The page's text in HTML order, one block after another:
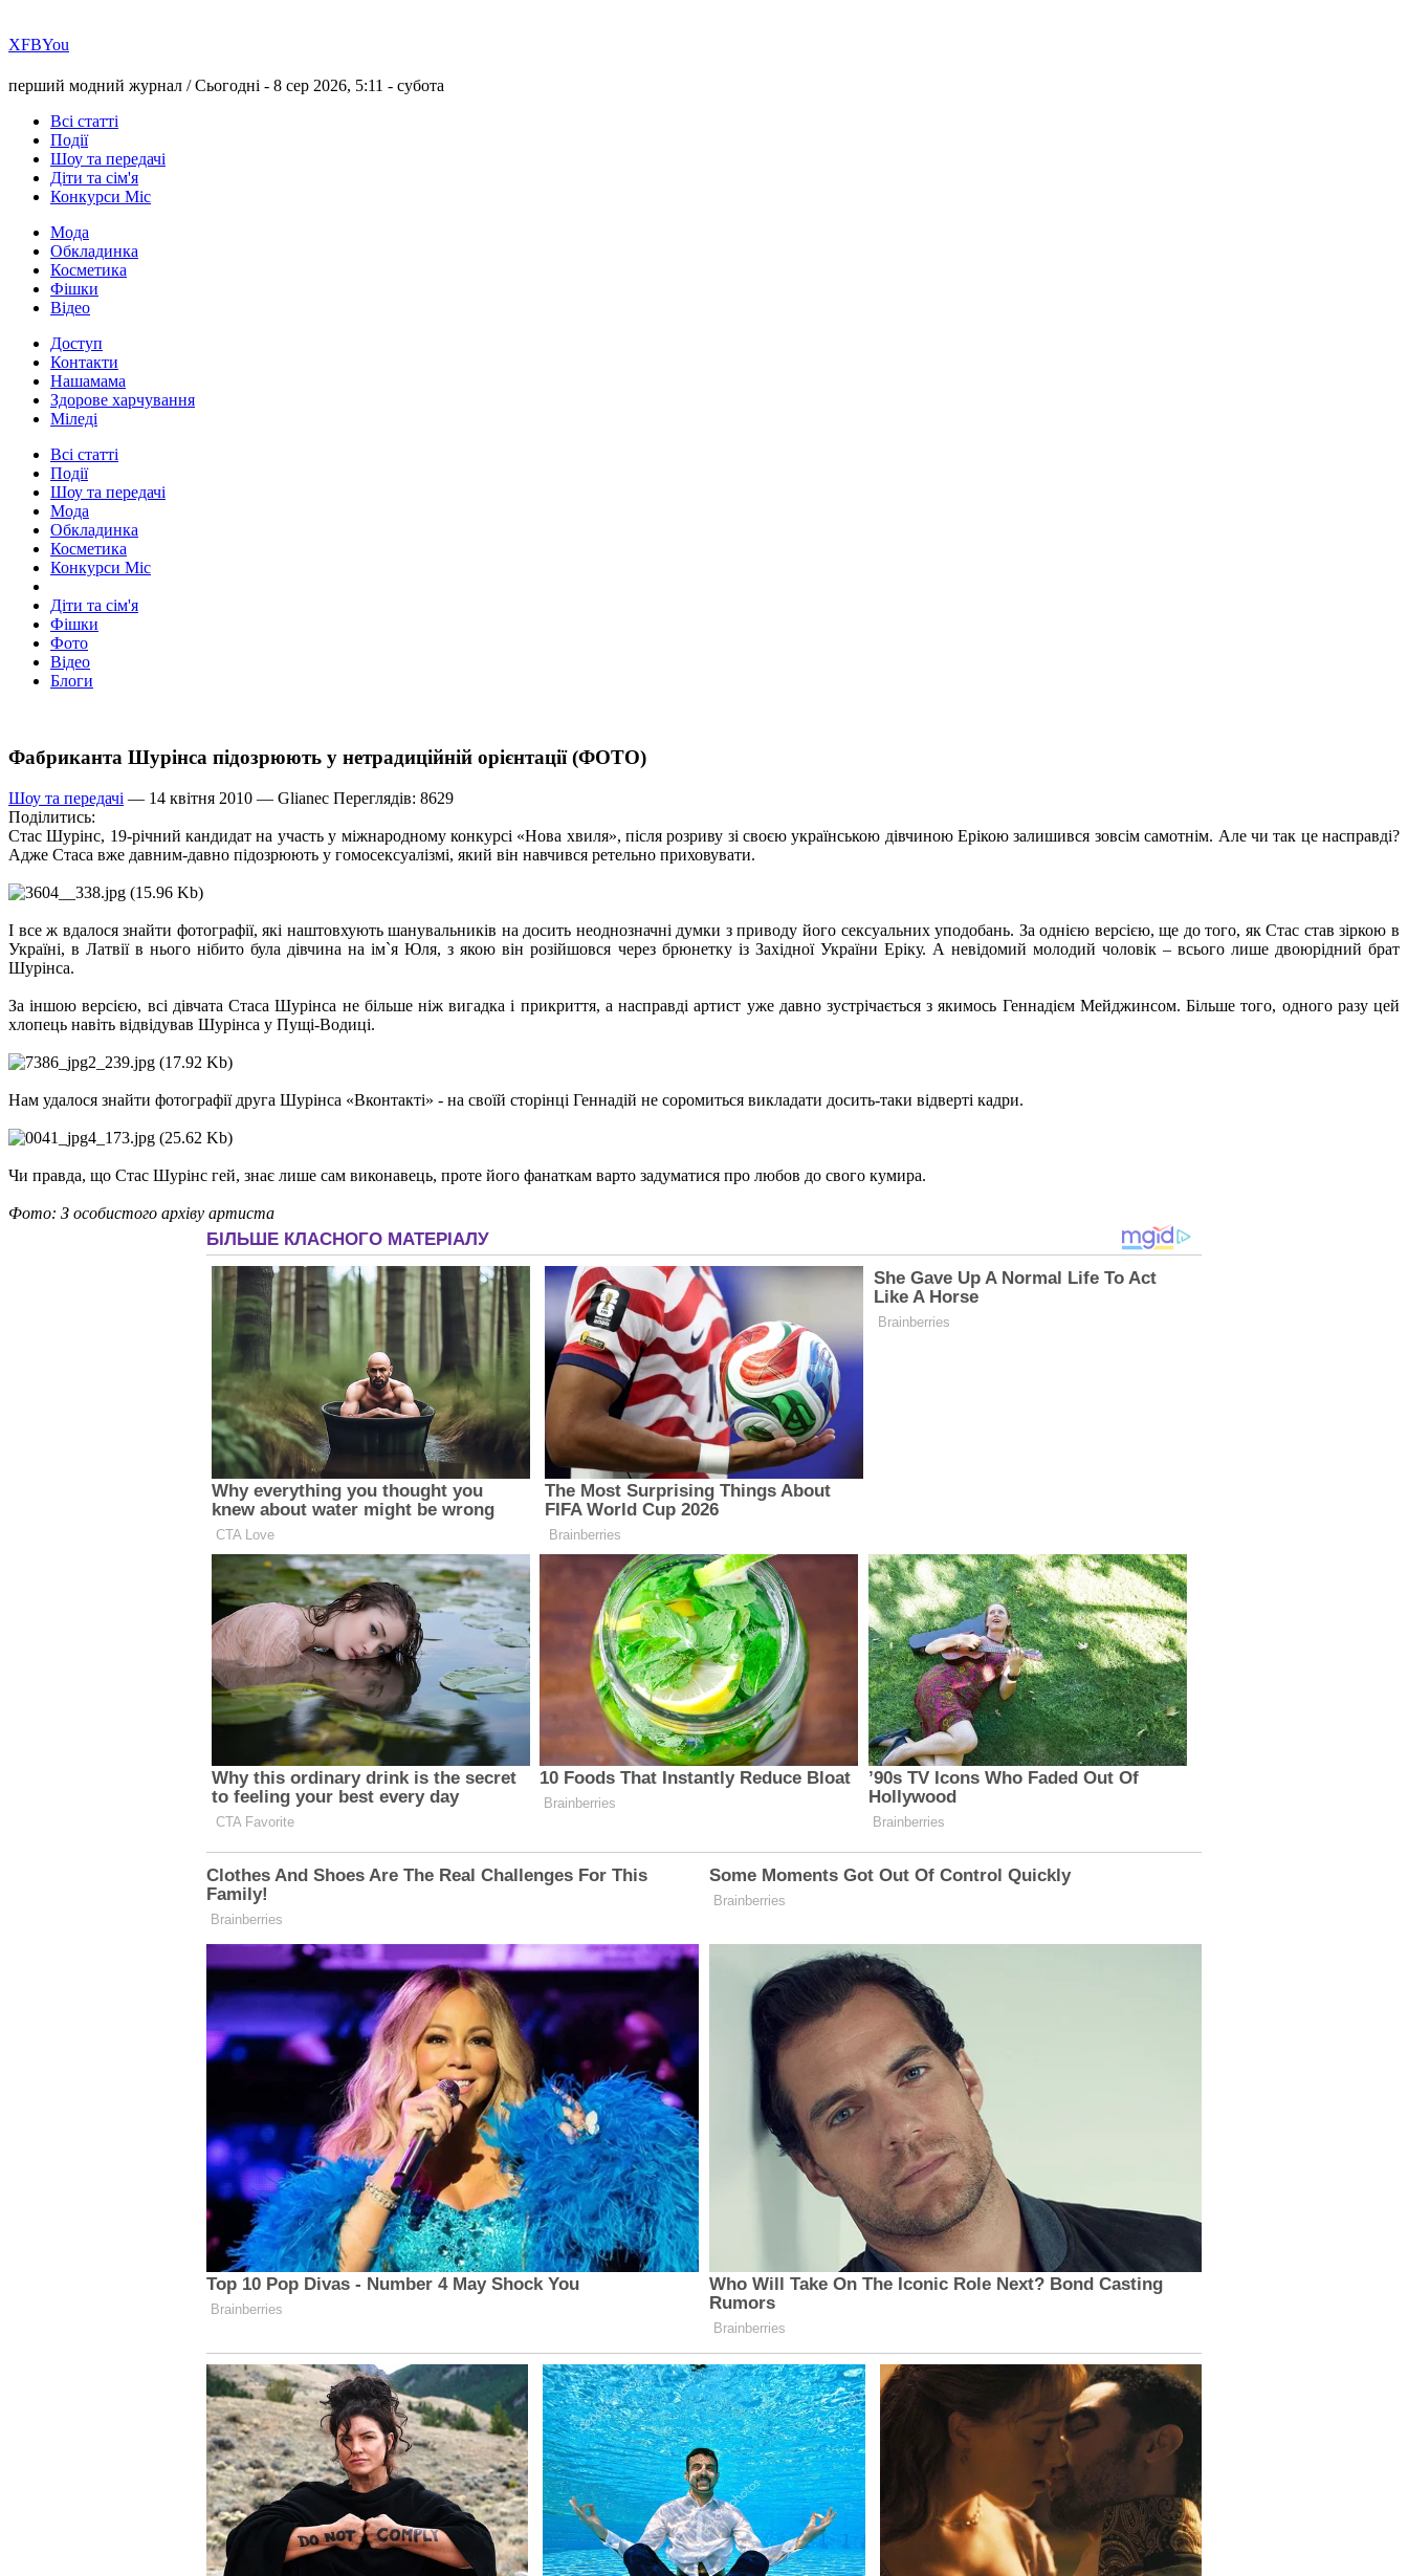
ХFBYou
перший модний журнал /Сьогодні - 8 сер 2026, 5:11 - субота
Всі статті
Події
Шоу та передачі
Діти та сім'я
Конкурси Міс
Мода
Обкладинка
Косметика
Фішки
Відео
Доступ
Контакти
Нашамама
Здорове харчування
Міледі
Всі статті
Події
Шоу та передачі
Мода
Обкладинка
Косметика
Конкурси Міс
Діти та сім'я
Фішки
Фото
Відео
Блоги
Фабриканта Шурінса підозрюють у нетрадиційній орієнтації (ФОТО)
Шоу та передачі — 14 квітня 2010 — Glianec Переглядів: 8629
Поділитись:
Стас Шурінс, 19-річний кандидат на участь у міжнародному конкурсі «Нова хвиля», після розриву зі своєю українською дівчиною Ерікою залишився зовсім самотнім. Але чи так це насправді?
Адже Стаса вже давним-давно підозрюють у гомосексуалізмі, який він навчився ретельно приховувати.
І все ж вдалося знайти фотографії, які наштовхують шанувальників на досить неоднозначні думки з приводу його сексуальних уподобань. За однією версією, ще до того, як Стас став зіркою в
Україні, в Латвії в нього нібито була дівчина на ім`я Юля, з якою він розійшовся через брюнетку із Західної України Еріку. А невідомий молодий чоловік – всього лише двоюрідний брат
Шурінса.
За іншою версією, всі дівчата Стаса Шурінса не більше ніж вигадка і прикриття, а насправді артист уже давно зустрічається з якимось Геннадієм Мейджинсом. Більше того, одного разу цей
хлопець навіть відвідував Шурінса у Пущі-Водиці.
Нам удалося знайти фотографії друга Шурінса «Вконтакті» - на своїй сторінці Геннадій не соромиться викладати досить-таки відверті кадри.
Чи правда, що Стас Шурінс гей, знає лише сам виконавець, проте його фанаткам варто задуматися про любов до свого кумира.
Фото: З особистого архіву артиста